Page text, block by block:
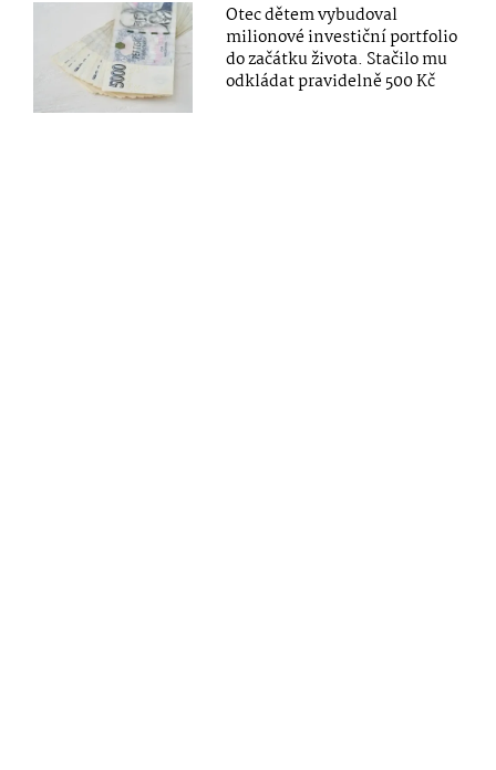
Otec dětem vybudoval
milionové investiční portfolio
do začátku života. Stačilo mu
odkládat pravidelně 500 Kč